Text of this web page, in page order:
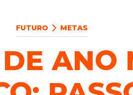
FUTURO METAS
ANO